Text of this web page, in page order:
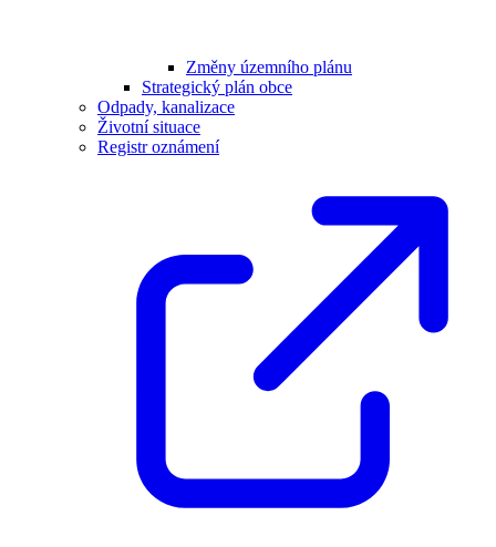
Změny územního plánu
Strategický plán obce
Odpady, kanalizace
Životní situace
Registr oznámení